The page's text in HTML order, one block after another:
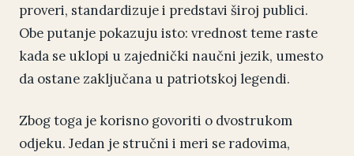
proveri, standardizuje i predstavi široj publici.
Obe putanje pokazuju isto: vrednost teme raste
kada se uklopi u zajednički naučni jezik, umesto
da ostane zaključana u patriotskoj legendi.
Zbog toga je korisno govoriti o dvostrukom
odjeku. Jedan je stručni i meri se radovima,